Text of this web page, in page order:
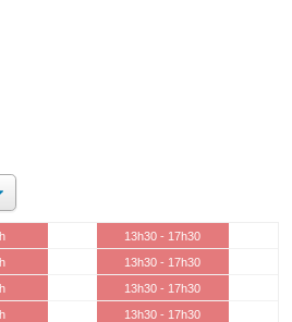
13h30 - 17h30
13h30 - 17h30
13h30 - 17h30
13h30 - 17h30